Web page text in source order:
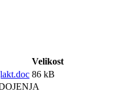
Velikost
86 kB